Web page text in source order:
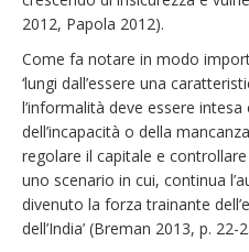
2012, Papola 2012).
Come fa notare in modo
‘lungi dall’essere una
l’informalità deve essere intesa
dell’incapacità o della
regolare il capitale e
uno scenario in cui, continua
divenuto la forza trainante
dell’India’ (Breman 2013, p. 22-